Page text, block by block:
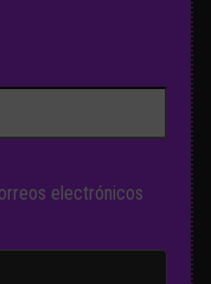
electrónicos